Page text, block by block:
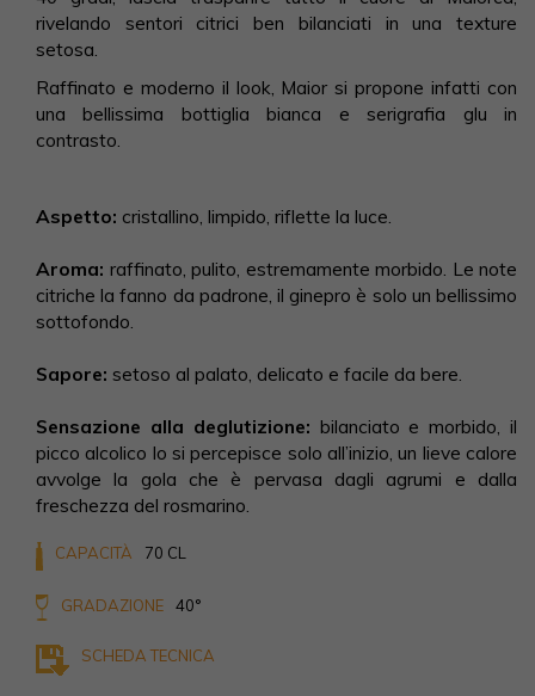
rivelando sentori citrici ben bilanciati in una texture
setosa.
Raffinato e moderno il look, Maior si propone infatti con
una bellissima bottiglia bianca e serigrafia glu in
contrasto.
Aspetto: cristallino, limpido, riflette la luce.
Aroma: raffinato, pulito, estremamente morbido. Le note
citriche la fanno da padrone, il ginepro è solo un bellissimo
sottofondo.
Sapore: setoso al palato, delicato e facile da bere.
Sensazione alla deglutizione: bilanciato e morbido, il
picco alcolico lo si percepisce solo all’inizio, un lieve calore
avvolge la gola che è pervasa dagli agrumi e dalla
freschezza del rosmarino.
CAPACITÀ 70 CL
GRADAZIONE 40°
SCHEDA TECNICA